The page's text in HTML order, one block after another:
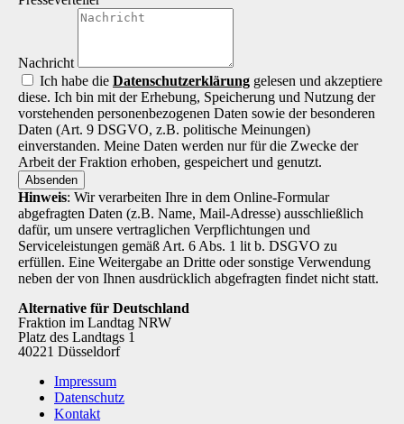
Nachricht
Ich habe die Datenschutz­erklärung gelesen und akzeptiere
diese. Ich bin mit der Erhebung, Speicherung und Nutzung der
vorstehenden personenbezogenen Daten sowie der besonderen
Daten (Art. 9 DSGVO, z.B. politische Meinungen)
einverstanden. Meine Daten werden nur für die Zwecke der
Arbeit der Fraktion erhoben, gespeichert und genutzt.
Absenden
Hinweis: Wir verarbeiten Ihre in dem Online-Formular
abgefragten Daten (z.B. Name, Mail-Adresse) ausschließlich
dafür, um unsere vertraglichen Verpflichtungen und
Serviceleistungen gemäß Art. 6 Abs. 1 lit b. DSGVO zu
erfüllen. Eine Weitergabe an Dritte oder sonstige Verwendung
neben der von Ihnen ausdrücklich abgefragten findet nicht statt.
Alternative für Deutschland
Fraktion im Landtag NRW
Platz des Landtags 1
40221 Düsseldorf
Impressum
Datenschutz
Kontakt